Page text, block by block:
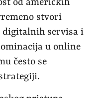
od američkih
stvori
digitalnih servisa i
u online
često se